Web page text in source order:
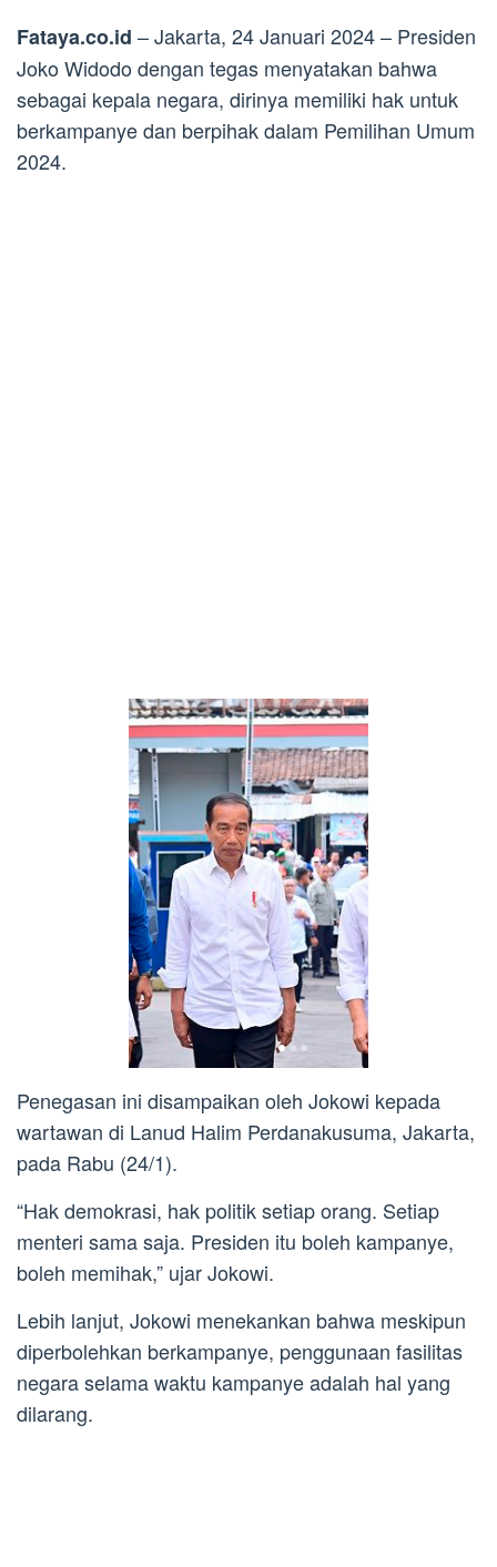
Fataya.co.id – Jakarta, 24 Januari 2024 – Presiden
Joko Widodo dengan tegas menyatakan bahwa
sebagai kepala negara, dirinya memiliki hak untuk
berkampanye dan berpihak dalam Pemilihan Umum
2024.
Penegasan ini disampaikan oleh Jokowi kepada
wartawan di Lanud Halim Perdanakusuma, Jakarta,
pada Rabu (24/1).
“Hak demokrasi, hak politik setiap orang. Setiap
menteri sama saja. Presiden itu boleh kampanye,
boleh memihak,” ujar Jokowi.
Lebih lanjut, Jokowi menekankan bahwa meskipun
diperbolehkan berkampanye, penggunaan fasilitas
negara selama waktu kampanye adalah hal yang
dilarang.